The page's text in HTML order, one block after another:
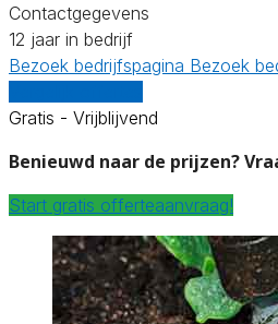
Contactgegevens
12 jaar in bedrijf
Bezoek bedrijfspagina Bezoek
Gratis - Vrijblijvend
Benieuwd naar de prijzen?
Start gratis offerteaanvraag!